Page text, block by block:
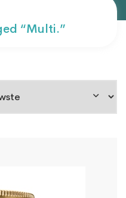
“multi.”